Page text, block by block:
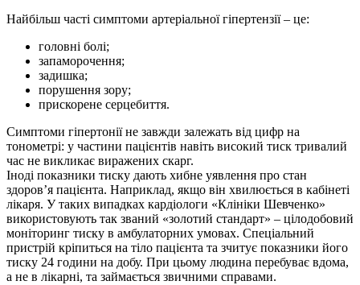
Найбільш часті симптоми артеріальної гіпертензії – це:
головні болі;
запаморочення;
задишка;
порушення зору;
прискорене серцебиття.
Симптоми гіпертонії не завжди залежать від цифр на
тонометрі: у частини пацієнтів навіть високий тиск тривалий
час не викликає виражених скарг.
Іноді показники тиску дають хибне уявлення про стан
здоров’я пацієнта. Наприклад, якщо він хвилюється в кабінеті
лікаря. У таких випадках кардіологи «Клініки Шевченко»
використовують так званий «золотий стандарт» – цілодобовий
моніторинг тиску в амбулаторних умовах. Спеціальний
пристрій кріпиться на тіло пацієнта та зчитує показники його
тиску 24 години на добу. При цьому людина перебуває вдома,
а не в лікарні, та займається звичними справами.